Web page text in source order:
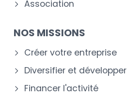
Association
NOS MISSIONS
Créer votre entreprise
Diversifier et développer
Financer l'activité